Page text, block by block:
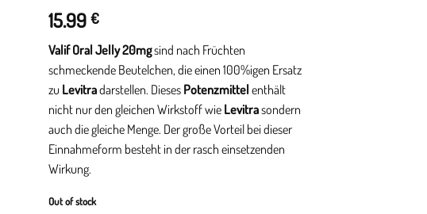
15.99 €
Valif Oral Jelly 20mgsind nach Früchten
schmeckende Beutelchen, die einen 100%igen Ersatz
zu Levitradarstellen. DiesesPotenzmittelenthält
nicht nur den gleichen Wirkstoff wieLevitrasondern
auch die gleiche Menge. Der große Vorteil bei dieser
Einnahmeform besteht in der rasch einsetzenden
Wirkung.
Out of stock